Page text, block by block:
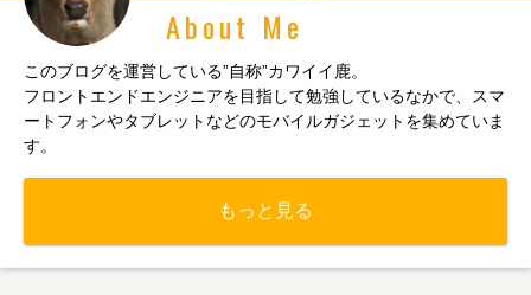
About Me
このブログを運営している”自称”カワイイ鹿。
フロントエンドエンジニアを目指して勉強しているなかで、スマ
ートフォンやタブレットなどのモバイルガジェットを集めていま
す。
もっと見る